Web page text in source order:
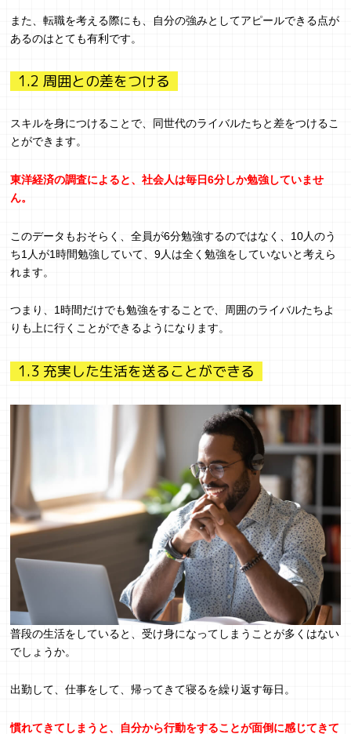
また、転職を考える際にも、自分の強みとしてアピールできる点が
あるのはとても有利です。
1.2 周囲との差をつける
スキルを身につけることで、同世代のライバルたちと差をつけるこ
とができます。
東洋経済の調査によると、社会人は毎日6分しか勉強していませ
ん。
このデータもおそらく、全員が6分勉強するのではなく、10人のう
ち1人が1時間勉強していて、9人は全く勉強をしていないと考えら
れます。
つまり、1時間だけでも勉強をすることで、周囲のライバルたちよ
りも上に行くことができるようになります。
1.3 充実した生活を送ることができる
普段の生活をしていると、受け身になってしまうことが多くはない
でしょうか。
出勤して、仕事をして、帰ってきて寝るを繰り返す毎日。
慣れてきてしまうと、自分から行動をすることが面倒に感じてきて